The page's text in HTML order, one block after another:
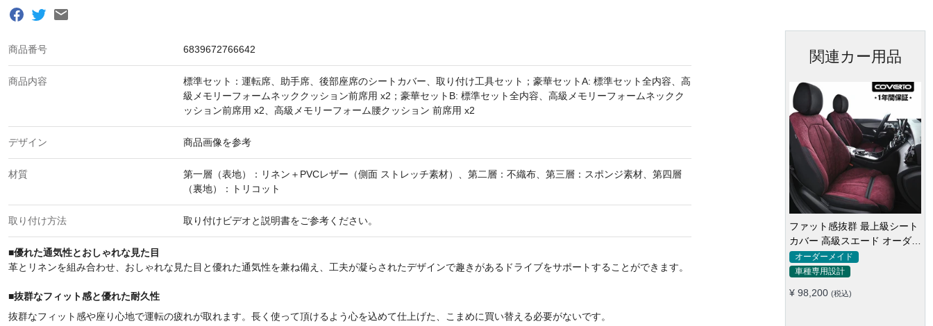
商品番号 6839672766642
商品内容
標準セット：運転席、助手席、後部座席のシートカバー、取り付け工具セット；豪華セットA: 標準セット全内容、高
級メモリーフォームネッククッション前席用 x2；豪華セットB: 標準セット全内容、高級メモリーフォームネックク
ッション前席用 x2、高級メモリーフォーム腰クッション 前席用 x2
デザイン 商品画像を参考
材質
第一層（表地）：リネン＋PVCレザー（側面 ストレッチ素材）、第二層：不織布、第三層：スポンジ素材、第四層
（裏地）：トリコット
取り付け方法 取り付けビデオと説明書をご参考ください。
■優れた通気性とおしゃれな見た目
革とリネンを組み合わせ、おしゃれな見た目と優れた通気性を兼ね備え、工夫が凝らされたデザインで趣きがあるドライブをサポートすることができます。
■抜群なフィット感と優れた耐久性
抜群なフィット感や座り心地で運転の疲れが取れます。長く使って頂けるよう心を込めて仕上げた、こまめに買い替える必要がないです。
関連カー用品
ファット感抜群 最上級シート
カバー 高級スエード オーダー
メイド防水仕様 全席セット
オーダーメイド
車種専用設計
¥ 98,200 (税込)